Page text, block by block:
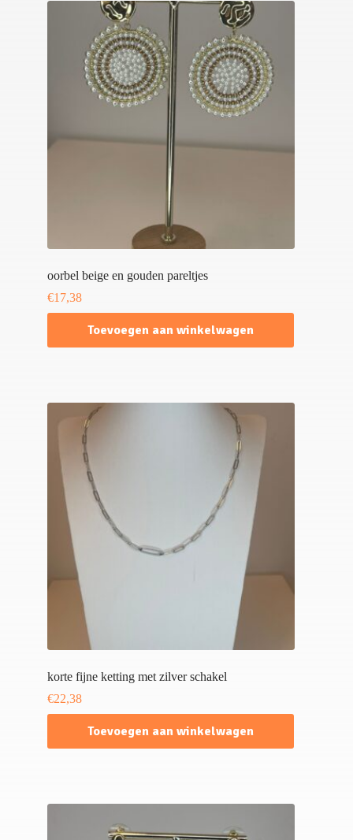
oorbel beige en gouden pareltjes
€17,38
Toevoegen aan winkelwagen
korte fijne ketting met zilver schakel
€22,38
Toevoegen aan winkelwagen